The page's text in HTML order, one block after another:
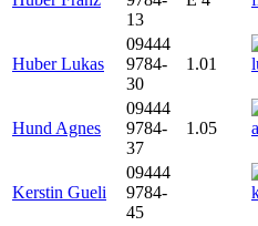
13
Huber Lukas
09444
9784-
30
1.01
Hund Agnes
09444
9784-
37
1.05
Kerstin Gueli
09444
9784-
45